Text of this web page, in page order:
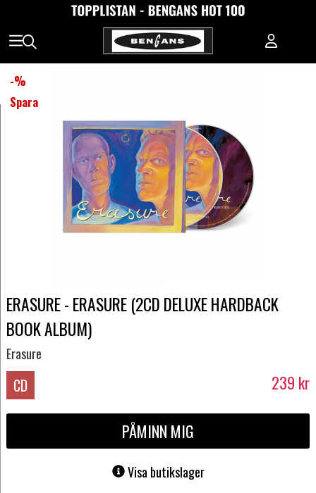
-%
Spara
ERASURE - ERASURE (2CD DELUXE HARDBACK
BOOK ALBUM)
Erasure
CD 239 kr
PÅMINN MIG
Visa butikslager